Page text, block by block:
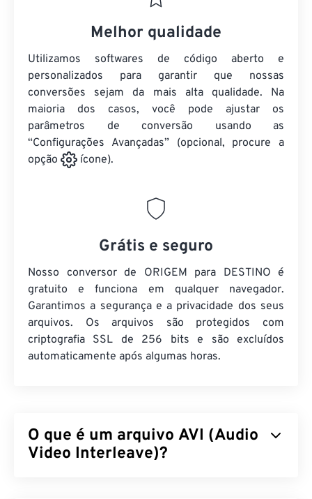
Melhor qualidade
Utilizamos softwares de código aberto e
personalizados para garantir que nossas
conversões sejam da mais alta qualidade. Na
maioria dos casos, você pode ajustar os
parâmetros de conversão usando as
“Configurações Avançadas” (opcional, procure a
opção
ícone).
Grátis e seguro
Nosso conversor de ORIGEM para DESTINO é
gratuito e funciona em qualquer navegador.
Garantimos a segurança e a privacidade dos seus
arquivos. Os arquivos são protegidos com
criptografia SSL de 256 bits e são excluídos
automaticamente após algumas horas.
O que é um arquivo AVI (Audio
Video Interleave)?